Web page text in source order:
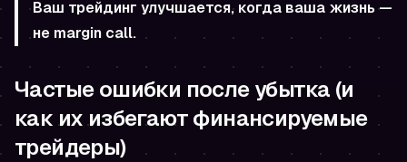
Ваш трейдинг улучшается, когда ваша жизнь —
не margin call.
Частые ошибки после убытка (и
как их избегают финансируемые
трейдеры)